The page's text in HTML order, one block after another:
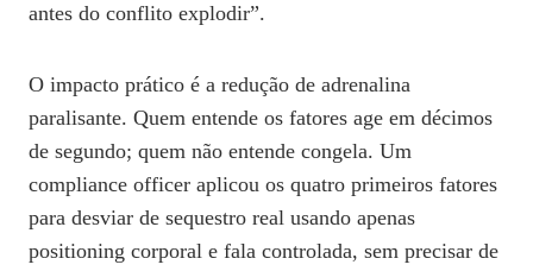
antes do conflito explodir”.
O impacto prático é a redução de adrenalina
paralisante. Quem entende os fatores age em décimos
de segundo; quem não entende congela. Um
compliance officer aplicou os quatro primeiros fatores
para desviar de sequestro real usando apenas
positioning corporal e fala controlada, sem precisar de